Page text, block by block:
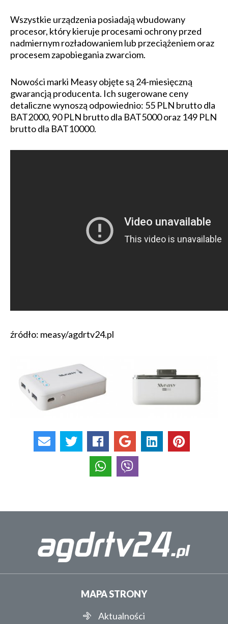
Wszystkie urządzenia posiadają wbudowany
procesor, który kieruje procesami ochrony przed
nadmiernym rozładowaniem lub przeciążeniem oraz
procesem zapobiegania zwarciom.
Nowości marki Measy objęte są 24-miesięczną
gwarancją producenta. Ich sugerowane ceny
detaliczne wynoszą odpowiednio: 55 PLN brutto dla
BAT2000, 90 PLN brutto dla BAT5000 oraz 149 PLN
brutto dla BAT10000.
źródło: measy/agdrtv24.pl
MAPA STRONY
Aktualności